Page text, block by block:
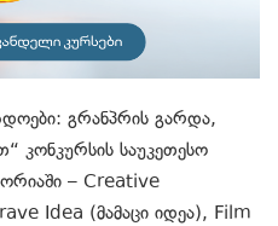
გრანპრის გარდა,
კონკურსის საუკეთესო
– Creative
Idea (მამაცი იდეა), Film